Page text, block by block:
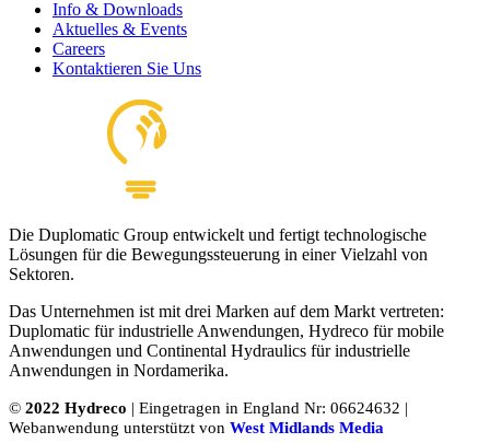
Info & Downloads
Aktuelles & Events
Careers
Kontaktieren Sie Uns
Die Duplomatic Group entwickelt und fertigt technologische
Lösungen für die Bewegungssteuerung in einer Vielzahl von
Sektoren.
Das Unternehmen ist mit drei Marken auf dem Markt vertreten:
Duplomatic für industrielle Anwendungen, Hydreco für mobile
Anwendungen und Continental Hydraulics für industrielle
Anwendungen in Nordamerika.
© 2022 Hydreco | Eingetragen in England Nr: 06624632 |
Webanwendung unterstützt von West Midlands Media